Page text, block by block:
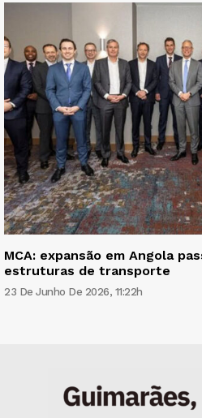
MCA: expansão em Angola
estruturas de transporte
23 De Junho De 2026, 11:22h